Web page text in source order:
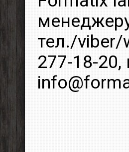
тел./viber/
277-18-